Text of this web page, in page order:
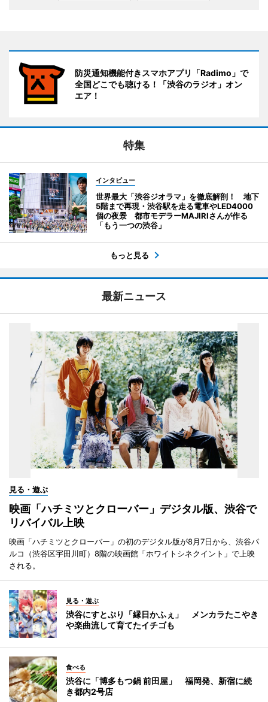
防災通知機能付きスマホアプリ「Radimo」で
全国どこでも聴ける！「渋谷のラジオ」オン
エア！
特集
インタビュー
世界最大「渋谷ジオラマ」を徹底解剖！ 地下
5階まで再現・渋谷駅を走る電車やLED4000
個の夜景 都市モデラーMAJIRIさんが作る
「もう一つの渋谷」
もっと見る
最新ニュース
見る・遊ぶ
映画「ハチミツとクローバー」デジタル版、渋谷で
リバイバル上映
映画「ハチミツとクローバー」の初のデジタル版が8月7日から、渋谷パ
ルコ（渋谷区宇田川町）8階の映画館「ホワイトシネクイント」で上映
される。
見る・遊ぶ
渋谷にすとぷり「縁日かふぇ」 メンカラたこやき
や楽曲流して育てたイチゴも
食べる
渋谷に「博多もつ鍋 前田屋」 福岡発、新宿に続
き都内2号店